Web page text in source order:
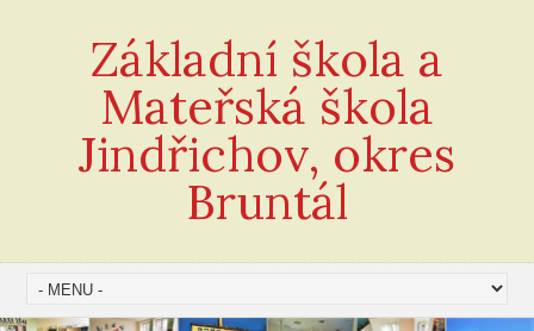
Základní škola a
Mateřská škola
Jindřichov, okres
Bruntál